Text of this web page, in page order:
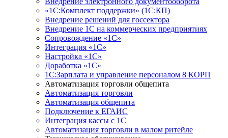
«1С:Комплект поддержки» (1С:КП)
Внедрение решений для госсектора
Внедрение 1С на коммерческих предприятиях
Сопровождение «1С»
Интеграция «1С»
Настройка «1С»
Доработка «1С»
1С:Зарплата и управление персоналом 8 КОРП
Автоматизация торговли общепита
Автоматизация торговли
Автоматизация общепита
Подключение к ЕГАИС
Интеграция кассы с 1С
Автоматизация торговли в малом ритейле